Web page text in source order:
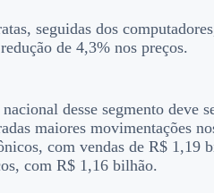
seguidas dos
de 4,3% nos preços.
desse segmento deve
maiores movimentações
com vendas de R$ 1,19
com R$ 1,16 bilhão.